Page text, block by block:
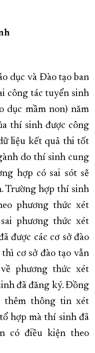
dục và Đào tạo ban
công tác tuyển sinh
dục mầm non) năm
thí sinh được công
liệu kết quả thi tốt
do thí sinh cung
hợp có sai sót sẽ
Trường hợp thí sinh
phương thức xét
phương thức xét
được các cơ sở đào
cơ sở đào tạo vẫn
phương thức xét
đã đăng ký. Đồng
thêm thông tin xét
hợp mà thí sinh đã
có điều kiện theo